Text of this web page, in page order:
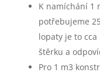
K namíchání 1
potřebujeme
lopaty je to
štěrku a
Pro 1 m3